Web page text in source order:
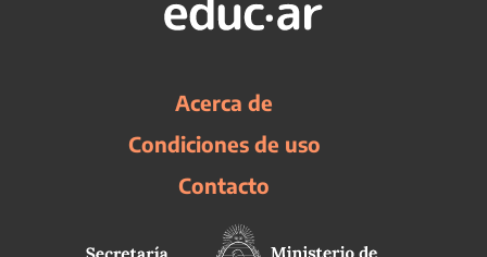
Acerca de
Condiciones de uso
Contacto